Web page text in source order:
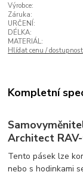
Výrobce:
Záruka:
URČENÍ:
DÉLKA:
MATERIÁL:
Hlídat cenu / dostupnost
Kompletní
Architect
Tento pásek lze
nebo s hodinkami